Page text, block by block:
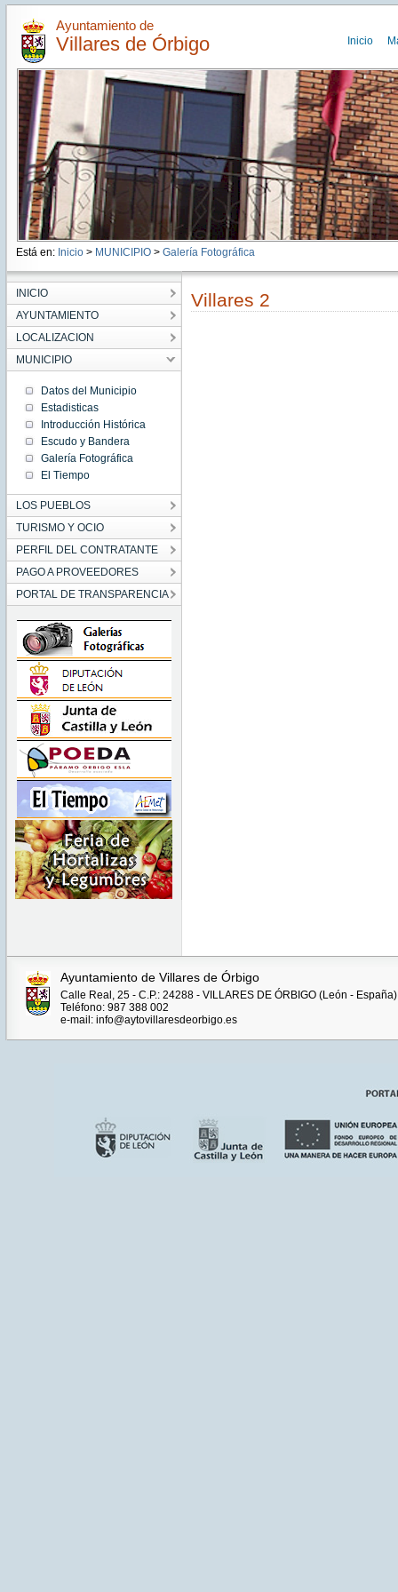
Ayuntamiento de
Villares de Órbigo Inicio
Está en: Inicio > MUNICIPIO> Galería Fotográfica
INICIO
AYUNTAMIENTO
LOCALIZACION
MUNICIPIO
Datos del Municipio
Estadisticas
Introducción Histórica
Escudo y Bandera
Galería Fotográfica
El Tiempo
LOS PUEBLOS
TURISMO Y OCIO
PERFIL DEL CONTRATANTE
PAGO A PROVEEDORES
PORTAL DE TRANSPARENCIA
Villares 2
Ayuntamiento de Villares de Órbigo
Calle Real, 25 - C.P.: 24288 - VILLARES DE ÓRBIGO (León - España)
Teléfono: 987 388 002
e-mail: info@aytovillaresdeorbigo.es